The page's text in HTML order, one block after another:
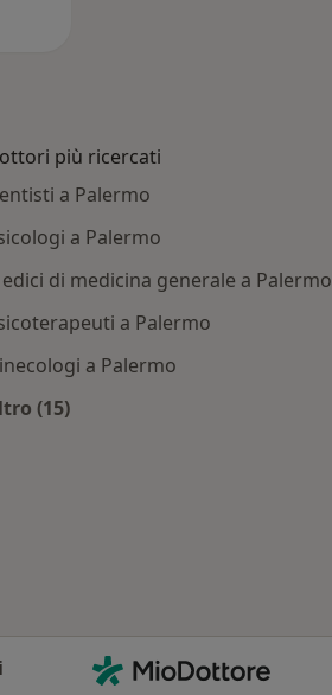
più ricercati
a Palermo
a Palermo
di medicina generale a Palermo
a Palermo
a Palermo
(15)
Contatti
MioDottore - Homepage